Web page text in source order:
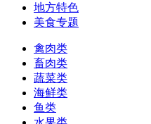
地方特色
美食专题
禽肉类
畜肉类
蔬菜类
海鲜类
鱼类